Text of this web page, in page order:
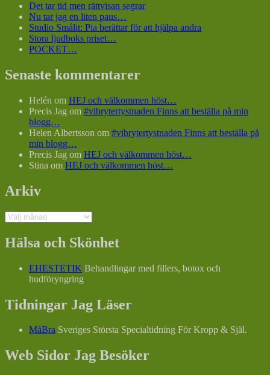
Det tar tid men rättvisan segrar
Nu tar jag en liten paus…
Studio Smålit: Pia berättar för att hjälpa andra
Stora ljudboks priset…
POCKET…
Senaste kommentarer
Helén om HEJ och välkommen höst…
Precis Jag om #vibrytertystnaden Finns att beställa på min
blogg…
Helen Albertsson om #vibrytertystnaden Finns att beställa på
min blogg…
Precis Jag om HEJ och välkommen höst…
Stina om HEJ och välkommen höst…
Arkiv
Arkiv
Hälsa och Skönhet
EHESTETIK Behandlingar med fillers, botox och
hudföryngring
Tidningar Jag Läser
MåBra Sveriges Största Specialtidning För Kropp & Själ.
Web Sidor Jag Besöker